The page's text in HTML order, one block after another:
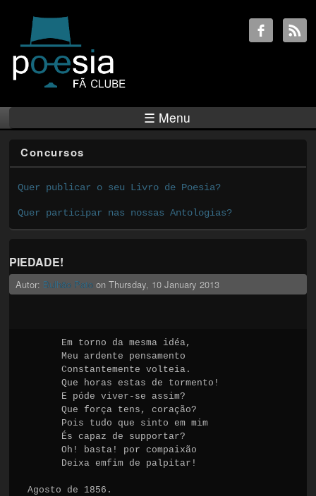
☰ Menu
Concursos
Quer publicar o seu Livro de Poesia?
Quer participar nas nossas Antologias?
PIEDADE!
Autor: Bulhão Pato onThursday, 10 January 2013
      Constantemente volteia.
      Que horas estas de tormento!
      Que força tens, coração?
      Oh! basta! por compaixão
Agosto de 1856.